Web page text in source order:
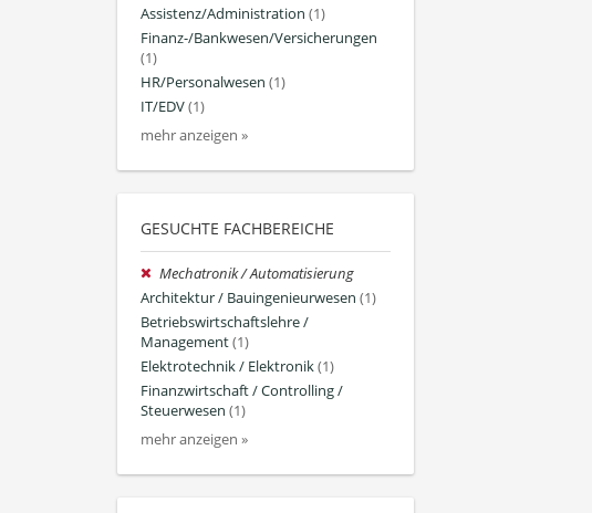
Assistenz/Administration (1)
Finanz-/Bankwesen/Versicherungen
(1)
HR/Personalwesen (1)
IT/EDV(1)
mehr anzeigen »
GESUCHTE FACHBEREICHE
Mechatronik / Automatisierung
Architektur / Bauingenieurwesen (1)
Betriebswirtschaftslehre /
Management(1)
Elektrotechnik / Elektronik(1)
Finanzwirtschaft / Controlling /
Steuerwesen (1)
mehr anzeigen »